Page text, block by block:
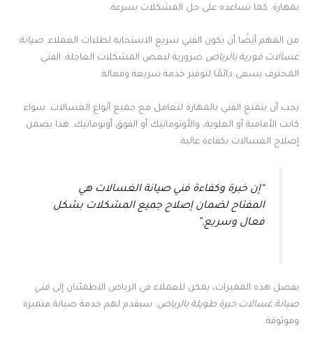
بمهارة. كما تساعده على حل المشكلات بسرعة.
من المهم أيضًا أن يكون الفني سريع الاستجابة لطلبات العملاء. صيانة
غسالات فورية بالرياض ضرورية لبعض المشكلات العاجلة. الفني
المحترف يسعى دائمًا لتوفير خدمة سريعة وفعالة.
يجب أن يتمتع الفني بالمهارة لتعامل مع جميع أنواع الغسالات. سواء
كانت الأمامية أو العلوية، والأوتوماتيك أو الفوق أوتوماتيك. هذا يضمن
إصلاح الغسالات بكفاءة عالية.
“إن خبرة وكفاءة فني صيانة الغسالات هي
المفتاح لضمان إصلاح جميع المشكلات بشكل
فعال وسريع.”
بفضل هذه المميزات، يمكن للعملاء في الرياض الاطمئنان إلى فني
صيانة غسالات خبرة طويلة بالرياض. سيقدم لهم خدمة صيانة متميزة
وموثوقة.